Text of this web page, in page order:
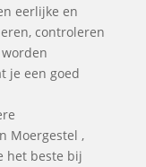
eerlijke en
controleren
je een goed
Moergestel ,
het beste bij